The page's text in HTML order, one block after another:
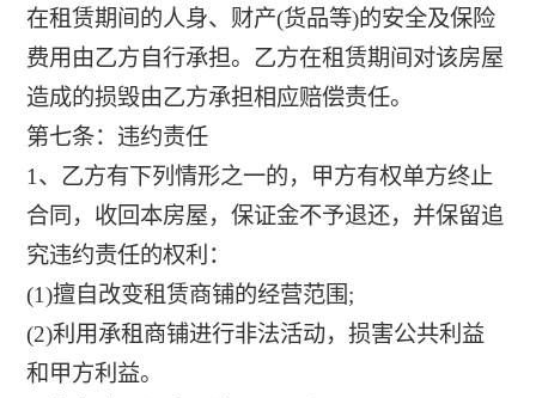
在租赁期间的人身、财产(货品等)的安全及保险
费用由乙方自行承担。乙方在租赁期间对该房屋
造成的损毁由乙方承担相应赔偿责任。
第七条：违约责任
1、乙方有下列情形之一的，甲方有权单方终止
合同，收回本房屋，保证金不予退还，并保留追
究违约责任的权利：
(1)擅自改变租赁商铺的经营范围;
(2)利用承租商铺进行非法活动，损害公共利益
和甲方利益。